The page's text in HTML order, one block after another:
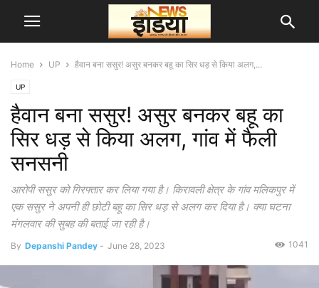
Home UP हैवान बना ससुर! असुर बनकर बहू का सिर धड़ से किया अलग,...
UP
हैवान बना ससुर! असुर बनकर बहू का
सिर धड़ से किया अलग, गांव में फैली
सनसनी
आरोपी ससुर को गिरफ्तार कर लिया गया है। किरावली क्षेत्र के गांव मलिकपुर में
एक ससुर ने अपनी ही छोटी बहू का सिर धड़ से अलग कर दिया है। क्या घटना
मंगलवार की सुबह की बताई जा रही है।
By Depanshi Pandey - June 28, 2023 1041